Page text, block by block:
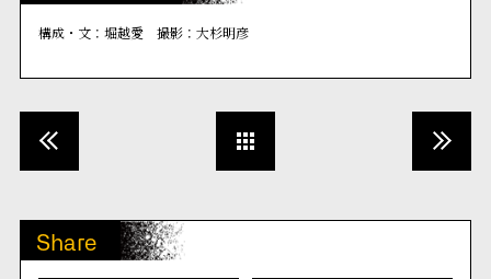
構成・文：堀越愛 撮影：大杉明彦
Share